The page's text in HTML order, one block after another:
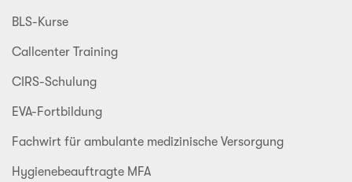
BLS-Kurse
Callcenter Training
CIRS-Schulung
EVA-Fortbildung
Fachwirt für ambulante medizinische Versorgung
Hygienebeauftragte MFA